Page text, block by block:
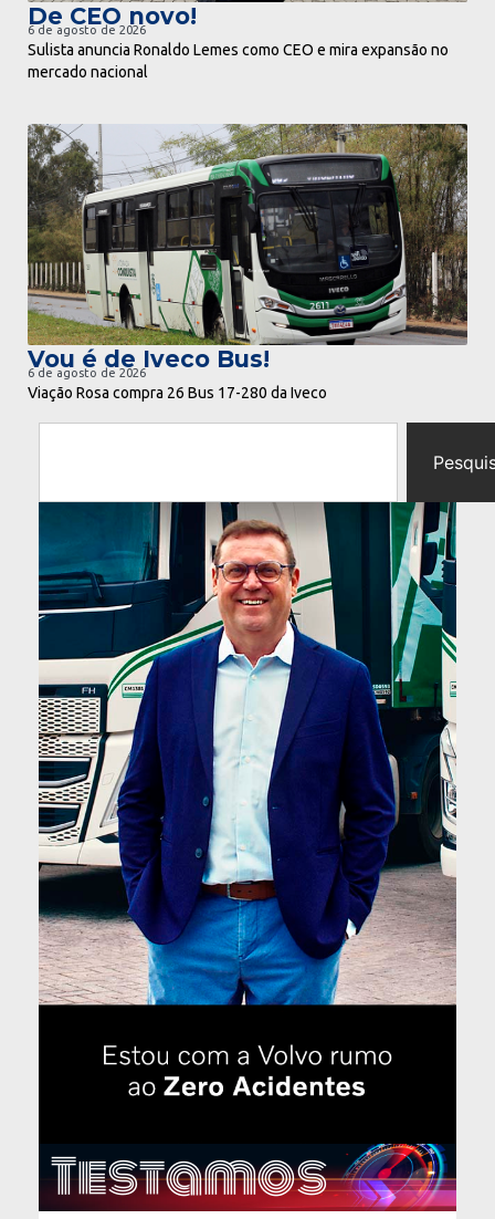
De CEO novo!
6 de agosto de 2026
Sulista anuncia Ronaldo Lemes como CEO e mira expansão no
mercado nacional
ir para notícia
Vou é de Iveco Bus!
6 de agosto de 2026
Viação Rosa compra 26 Bus 17-280 da Iveco
Testamos